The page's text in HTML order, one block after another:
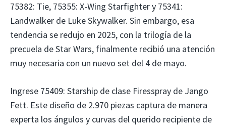
75382: Tie, 75355: X-Wing Starfighter y 75341:
Landwalker de Luke Skywalker. Sin embargo, esa
tendencia se redujo en 2025, con la trilogía de la
precuela de Star Wars, finalmente recibió una atención
muy necesaria con un nuevo set del 4 de mayo.
Ingrese 75409: Starship de clase Firesspray de Jango
Fett. Este diseño de 2.970 piezas captura de manera
experta los ángulos y curvas del querido recipiente de